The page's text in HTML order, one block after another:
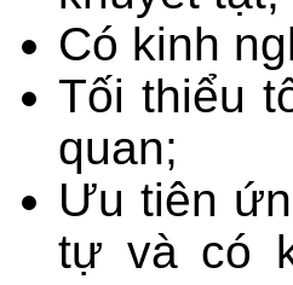
Có kinh
Tối thiểu
quan;
Ưu tiên
tự và có